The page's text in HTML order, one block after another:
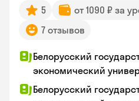
5 от 1090 ₽ за
7 отзывов
Белорусский
экономический
Белорусский